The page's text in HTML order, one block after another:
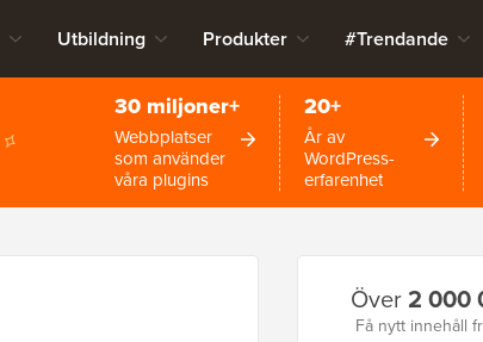
Utbildning Produkter #Trendande
30 miljoner+
Webbplatser
som använder
våra plugins
20+
År av
WordPress-
erfarenhet
Primär
sidofält
Över2 000
Få nytt innehåll